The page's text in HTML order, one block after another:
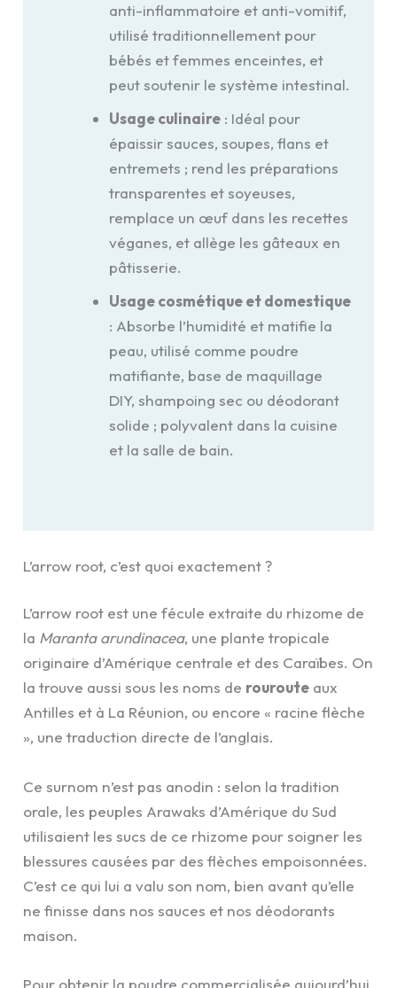
anti-inflammatoire et anti-vomitif,
utilisé traditionnellement pour
bébés et femmes enceintes, et
peut soutenir le système intestinal.
Usage culinaire: Idéal pour
épaissir sauces, soupes, flans et
entremets ; rend les préparations
transparentes et soyeuses,
remplace un œuf dans les recettes
véganes, et allège les gâteaux en
pâtisserie.
Usage cosmétique et domestique
: Absorbe l’humidité et matifie la
peau, utilisé comme poudre
matifiante, base de maquillage
DIY, shampoing sec ou déodorant
solide ; polyvalent dans la cuisine
et la salle de bain.
L’arrow root, c’est quoi exactement ?
L’arrow root est une fécule extraite du rhizome de
la Maranta arundinacea, une plante tropicale
originaire d’Amérique centrale et des Caraïbes. On
la trouve aussi sous les noms de rouroute aux
Antilles et à La Réunion, ou encore « racine flèche
», une traduction directe de l’anglais.
Ce surnom n’est pas anodin : selon la tradition
orale, les peuples Arawaks d’Amérique du Sud
utilisaient les sucs de ce rhizome pour soigner les
blessures causées par des flèches empoisonnées.
C’est ce qui lui a valu son nom, bien avant qu’elle
ne finisse dans nos sauces et nos déodorants
maison.
Pour obtenir la poudre commercialisée aujourd’hui,